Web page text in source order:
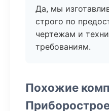
Да, мы
строго по
чертежам и
требованиям.
Похожие